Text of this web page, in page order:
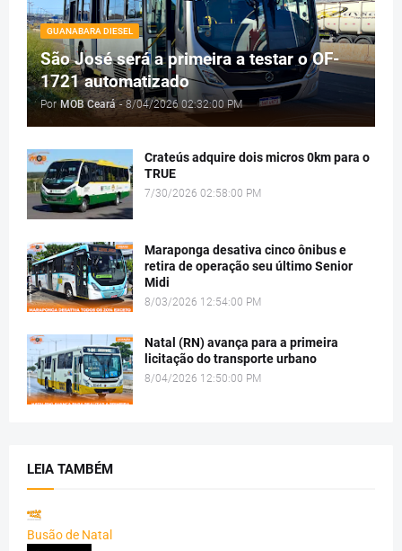
GUANABARA DIESEL
São José será a primeira a testar o OF-
1721 automatizado
Por MOB Ceará - 8/04/2026 02:32:00 PM
Crateús adquire dois micros 0km para o
TRUE
7/30/2026 02:58:00 PM
Maraponga desativa cinco ônibus e
retira de operação seu último Senior
Midi
8/03/2026 12:54:00 PM
Natal (RN) avança para a primeira
licitação do transporte urbano
8/04/2026 12:50:00 PM
LEIA TAMBÉM
Busão de Natal